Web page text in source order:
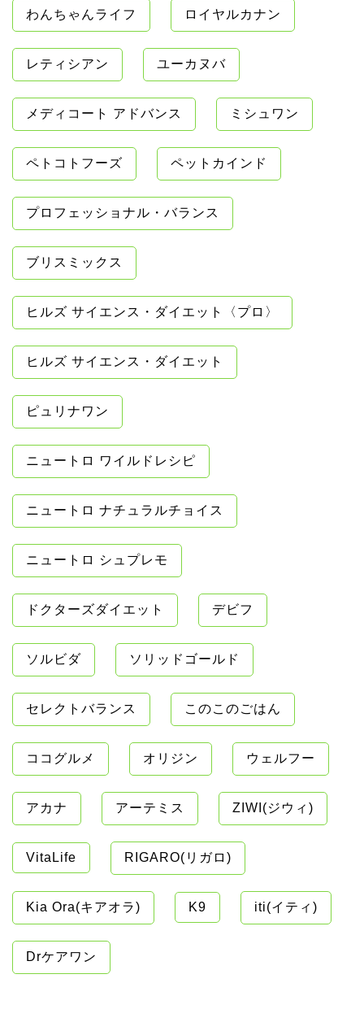
わんちゃんライフ ロイヤルカナン
レティシアン ユーカヌバ
メディコート アドバンス ミシュワン
ペトコトフーズ ペットカインド
プロフェッショナル・バランス
ブリスミックス
ヒルズ サイエンス・ダイエット〈プロ〉
ヒルズ サイエンス・ダイエット
ピュリナワン
ニュートロ ワイルドレシピ
ニュートロ ナチュラルチョイス
ニュートロ シュプレモ
ドクターズダイエット デビフ
ソルビダ ソリッドゴールド
セレクトバランス このこのごはん
ココグルメ オリジン ウェルフー
アカナ アーテミス ZIWI(ジウィ)
VitaLife RIGARO(リガロ)
Kia Ora(キアオラ) K9 iti(イティ)
Drケアワン